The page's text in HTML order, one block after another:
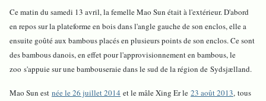
Ce matin du samedi 13 avril, la femelle Mao Sun était à l'extérieur. D'abord
en repos sur la plateforme en bois dans l'angle gauche de son enclos, elle a
ensuite goûté aux bambous placés en plusieurs points de son enclos. Ce sont
des bambous danois, en effet pour l'approvisionnement en bambous, le
zoo s'appuie sur une bambouseraie dans le sud de la région de Sydsjælland.
Mao Sun est née le 26 juillet 2014 et le mâle Xing Er le 23 août 2013, tous